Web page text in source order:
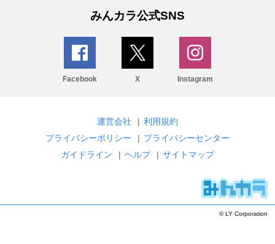
みんカラ公式SNS
Facebook X Instagram
運営会社 | 利用規約
プライバシーポリシー
| プライバシーセンター
ガイドライン
| ヘルプ | サイトマップ
© LY Corporation